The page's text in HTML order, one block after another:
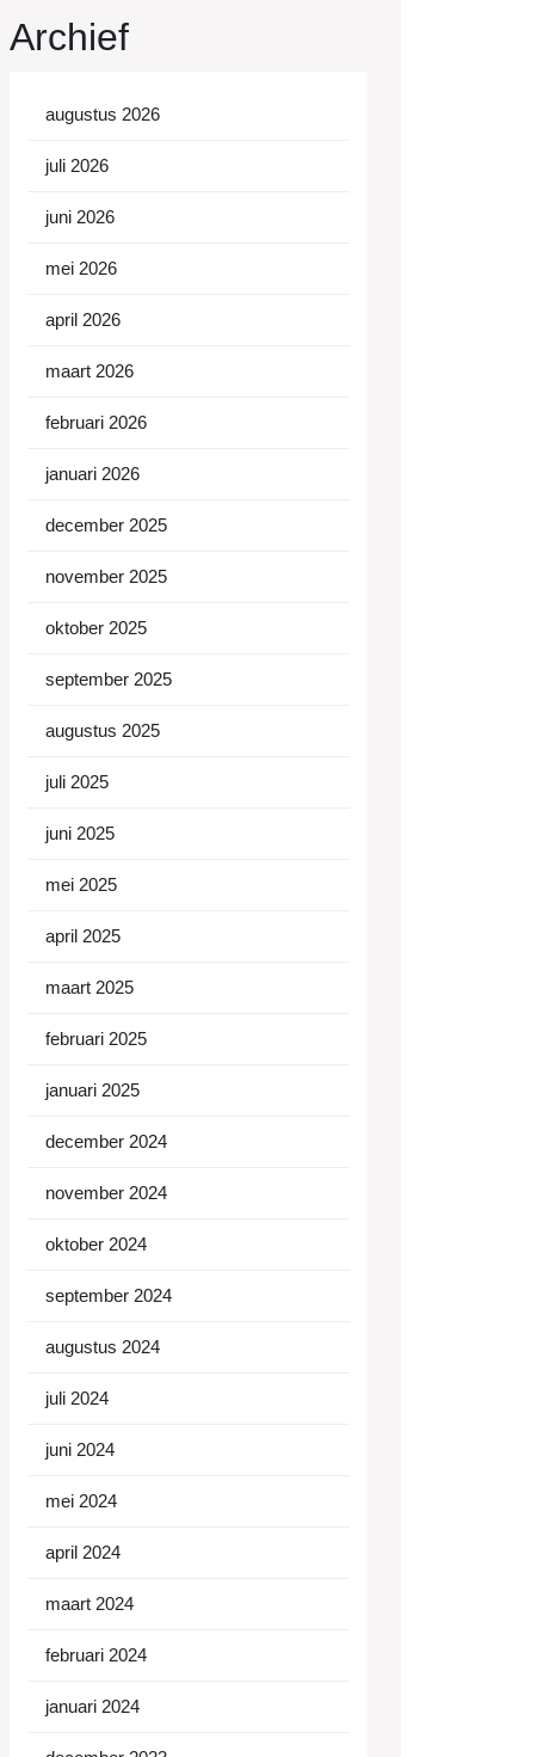
Archief
augustus 2026
juli 2026
juni 2026
mei 2026
april 2026
maart 2026
februari 2026
januari 2026
december 2025
november 2025
oktober 2025
september 2025
augustus 2025
juli 2025
juni 2025
mei 2025
april 2025
maart 2025
februari 2025
januari 2025
december 2024
november 2024
oktober 2024
september 2024
augustus 2024
juli 2024
juni 2024
mei 2024
april 2024
maart 2024
februari 2024
januari 2024